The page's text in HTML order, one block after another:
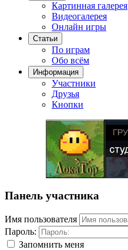
Картинная галерея
Видеогалерея
Онлайн игры
Статьи
По играм
Обо всём
Информация
Участники
Друзья
Кнопки
Панель участника
Имя пользователя
Пароль:
Запомнить меня